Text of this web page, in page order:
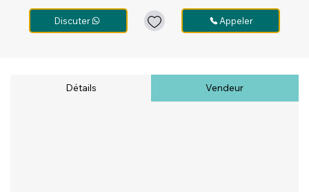
Discuter Appeler
Détails Vendeur